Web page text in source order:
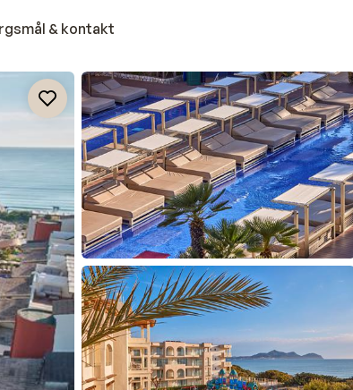
& kontakt